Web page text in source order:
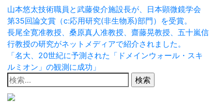
投
稿
ナ
ビ
ゲ
山本悠太技術職員と武藤俊介施設長が、日本顕微鏡学会
第35回論文賞（c:応用研究(非生物系)部門）を受賞。
長尾全寛准教授、桑原真人准教授、齋藤晃教授、五十嵐信
行教授の研究がネットメディアで紹介されました。
「名大、20世紀に予測された「ドメインウォール・スキ
ルミオン」の観測に成功」
検
索: